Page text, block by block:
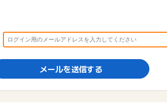
メールを送信する